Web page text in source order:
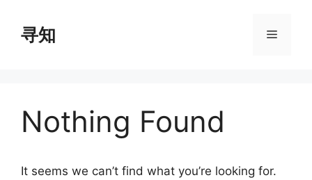
content
寻知 Menu
Nothing Found
It seems we can’t find what you’re looking for.